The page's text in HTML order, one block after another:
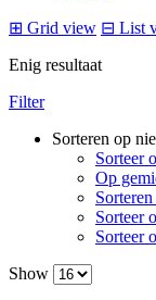
⊞ Grid view ⊟ List
Enig resultaat
Filter
Sorteren op
Sorteer
Op
Sorteer
Sorteer
Show